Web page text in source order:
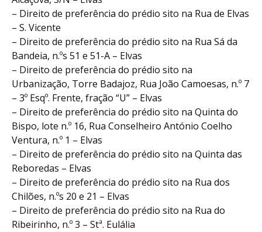
– Direito de preferência do prédio sito na Rua de Elvas
– S. Vicente
– Direito de preferência do prédio sito na Rua Sá da
Bandeia, n.ºs 51 e 51-A – Elvas
– Direito de preferência do prédio sito na
Urbanização, Torre Badajoz, Rua João Camoesas, n.º 7
– 3º Esqº. Frente, fração “U” – Elvas
– Direito de preferência do prédio sito na Quinta do
Bispo, lote n.º 16, Rua Conselheiro António Coelho
Ventura, n.º 1 – Elvas
– Direito de preferência do prédio sito na Quinta das
Reboredas – Elvas
– Direito de preferência do prédio sito na Rua dos
Chilões, n.ºs 20 e 21 – Elvas
– Direito de preferência do prédio sito na Rua do
Ribeirinho, n.º 3 – Stª. Eulália